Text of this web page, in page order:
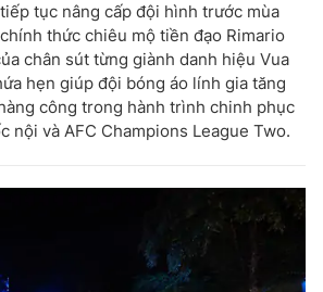
tục nâng cấp đội hình trước mùa
thức chiêu mộ tiền đạo Rimario
chân sút từng giành danh hiệu Vua
hẹn giúp đội bóng áo lính gia tăng
công trong hành trình chinh phục
nội và AFC Champions League Two.